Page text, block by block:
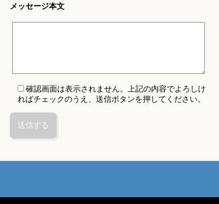
メッセージ本文
確認画面は表示されません。上記の内容でよろしけ
ればチェックのうえ、送信ボタンを押してください。